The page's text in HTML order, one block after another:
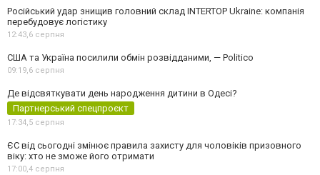
Російський удар знищив головний склад INTERTOP Ukraine: компанія
перебудовує логістику
12:43,6 серпня
США та Україна посилили обмін розвідданими, — Politico
09:19,6 серпня
Де відсвяткувати день народження дитини в Одесі?
Партнерський спецпроєкт
17:34,5 серпня
ЄС від сьогодні змінює правила захисту для чоловіків призовного
віку: хто не зможе його отримати
17:00,4 серпня